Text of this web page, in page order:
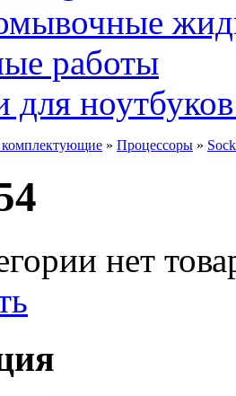
работы
для
» Процессоры »
нет